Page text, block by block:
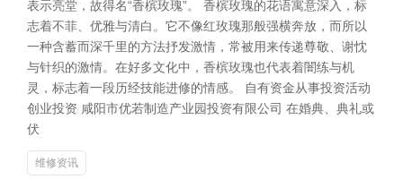
表示亮堂，故得名“香槟玫瑰”。 香槟玫瑰的花语寓意深入，标
志着不菲、优雅与清白。它不像红玫瑰那般强横奔放，而所以
一种含蓄而深千里的方法抒发激情，常被用来传递尊敬、谢忱
与针织的激情。在好多文化中，香槟玫瑰也代表着闇练与机
灵，标志着一段历经技能进修的情感。 自有资金从事投资活动
创业投资 咸阳市优若制造产业园投资有限公司 在婚典、典礼或
伏
维修资讯